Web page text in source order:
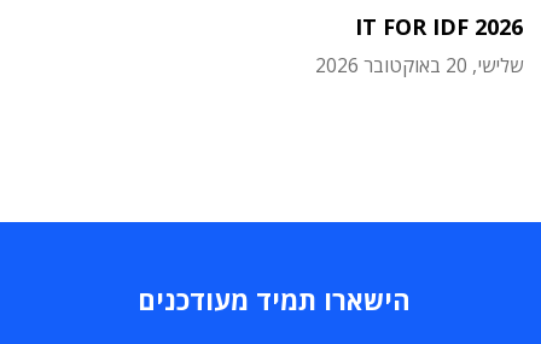
IT FOR IDF 2026
שלישי, 20 באוקטובר 2026
הישארו תמיד מעודכנים